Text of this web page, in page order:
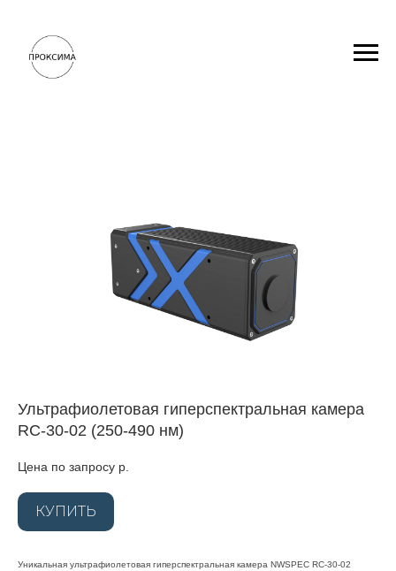
Ультрафиолетовая гиперспектральная камера
RC‑30‑02 (250‑490 нм)
Цена по запросу р.
КУПИТЬ
Уникальная ультрафиолетовая гиперспектральная камера NWSPEC RC‑30‑02